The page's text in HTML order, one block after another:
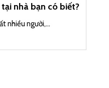
nhà bạn có biết?
nhiều người,...